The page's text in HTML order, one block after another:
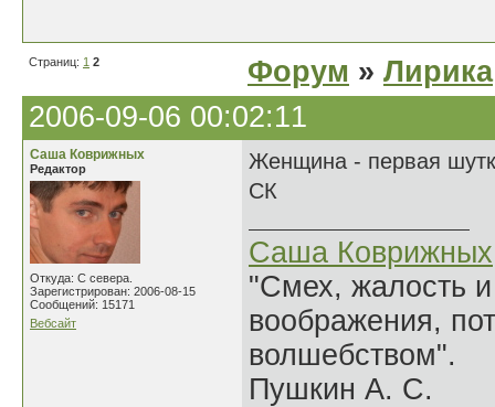
Страниц: 1 2 Форум » Лирика
2006-09-06 00:02:11
Саша Коврижных
Редактор
Откуда: С севера.
Зарегистрирован: 2006-08-15
Сообщений: 15171
Вебсайт
Женщина - первая
СК
Саша Коврижных
"Смех, жалость
воображения,
волшебством".
Пушкин А. С.